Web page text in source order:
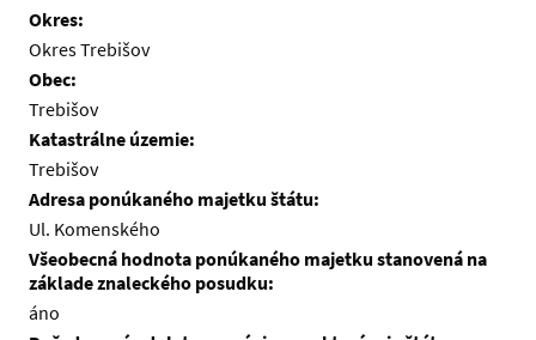
Okres:
Okres Trebišov
Obec:
Trebišov
Katastrálne územie:
Trebišov
Adresa ponúkaného majetku štátu:
Ul. Komenského
Všeobecná hodnota ponúkaného majetku stanovená na
základe znaleckého posudku:
áno